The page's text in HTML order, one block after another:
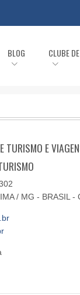
BLOG CLUBE
TURISMO E
/ MG - BRASIL -